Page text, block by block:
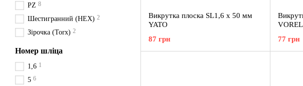
Викрутка плоска SL1,6 x 50 мм
YATO
87 грн
VOREL
77 грн
PZ 8
Шестигранний (HEX) 2
Зірочка (Torx) 2
Номер шліца
1,6 1
5 6